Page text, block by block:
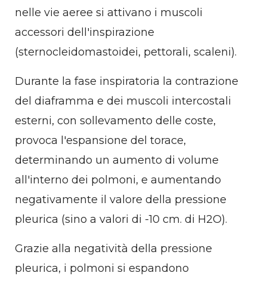
nelle vie aeree si attivano i muscoli
accessori dell'inspirazione
(sternocleidomastoidei, pettorali, scaleni).
Durante la fase inspiratoria la contrazione
del diaframma e dei muscoli intercostali
esterni, con sollevamento delle coste,
provoca l'espansione del torace,
determinando un aumento di volume
all'interno dei polmoni, e aumentando
negativamente il valore della pressione
pleurica (sino a valori di -10 cm. di H2O).
Grazie alla negatività della pressione
pleurica, i polmoni si espandono